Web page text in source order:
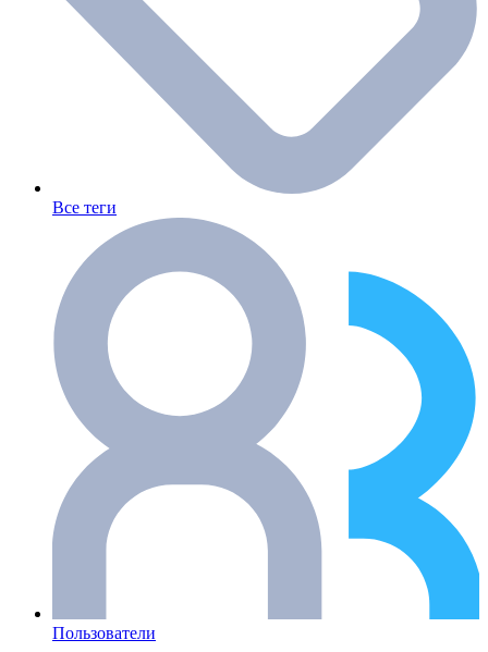
Все теги
Пользователи